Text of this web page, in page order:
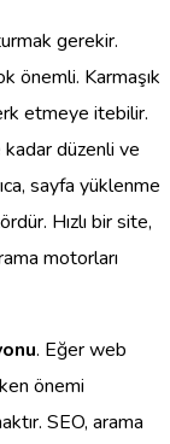
gerekir.
önemli. Karmaşık
etmeye itebilir.
kadar düzenli ve
sayfa yüklenme
Hızlı bir site,
motorları
. Eğer web
önemi
SEO, arama